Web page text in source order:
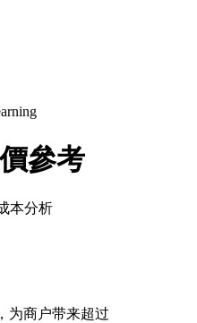
參考
本分析
为商户带来超过